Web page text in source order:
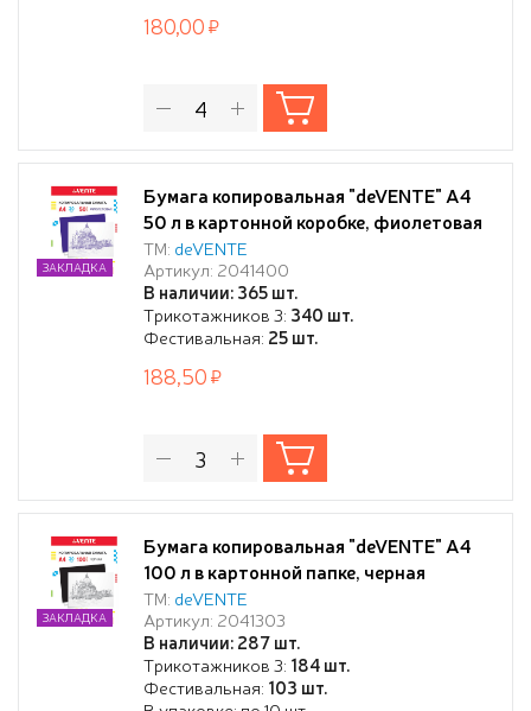
180,00
Бумага копировальная "deVENTE" A4
50 л в картонной коробке, фиолетовая
ТМ: deVENTE
Артикул: 2041400
В наличии: 365 шт.
Трикотажников 3: 340 шт.
Фестивальная: 25 шт.
ЗАКЛАДКА
188,50
Бумага копировальная "deVENTE" A4
100 л в картонной папке, черная
ТМ: deVENTE
Артикул: 2041303
В наличии: 287 шт.
Трикотажников 3: 184 шт.
Фестивальная: 103 шт.
ЗАКЛАДКА